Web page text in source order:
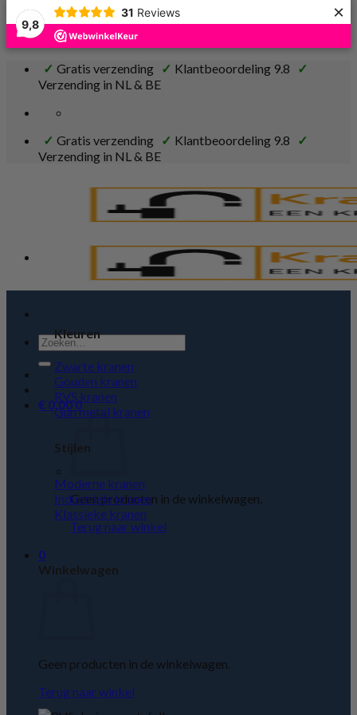
9,8
31 Reviews ×
naar
inhoud
✓ Gratis verzending ✓ Klantbeoordeling 9.8
✓
Verzending in NL & BE
✓ Gratis verzending ✓ Klantbeoordeling 9.8
✓
Verzending in NL & BE
Zoeken
naar:
€ 0,000
Geen producten in de winkelwagen.
Terug naar winkel
0
Winkelwagen
Geen producten in de winkelwagen.
Terug naar winkel
Kleuren
Zwarte kranen
Gouden kranen
RVS kranen
Gun metal kranen
Stijlen
Moderne kranen
Industriele kranen
Klassieke kranen